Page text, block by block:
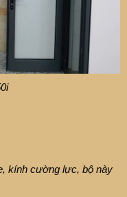
kính cường lực, bộ này